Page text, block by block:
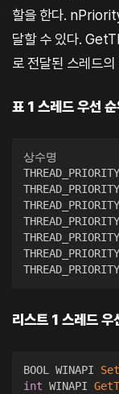
할을 한다.
달할 수 있다.
로 전달된 스레드
표 1 스레드 우선
상수명
THREAD_PRIORITY_HIGHEST
리스트 1 스레드 우
BOOL WINAPI
int WINAPI